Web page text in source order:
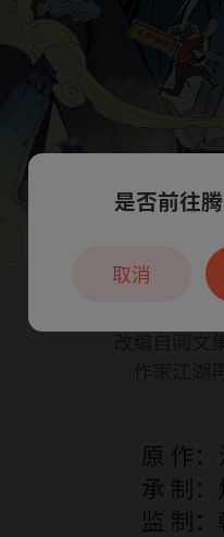
本章节仅支持
是否前往
取消